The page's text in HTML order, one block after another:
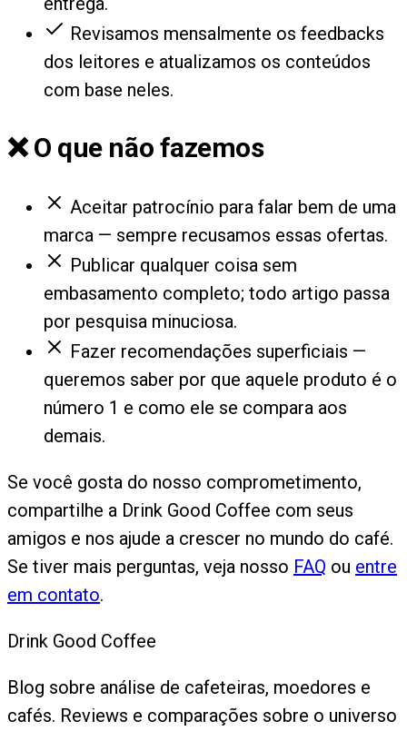
Revisamos mensalmente os feedbacks
dos leitores e atualizamos os conteúdos
com base neles.
❌ O que não fazemos
Aceitar patrocínio para falar bem de uma
marca — sempre recusamos essas ofertas.
Publicar qualquer coisa sem
embasamento completo; todo artigo passa
por pesquisa minuciosa.
Fazer recomendações superficiais —
queremos saber por que aquele produto é o
número 1 e como ele se compara aos
demais.
Se você gosta do nosso comprometimento,
compartilhe a Drink Good Coffee com seus
amigos e nos ajude a crescer no mundo do café.
Se tiver mais perguntas, veja nosso FAQ ou entre
em contato.
Drink Good Coffee
Blog sobre análise de cafeteiras, moedores e
cafés. Reviews e comparações sobre o universo